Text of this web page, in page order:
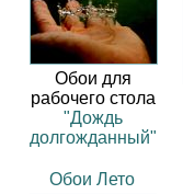
Обои для
рабочего стола
"Дождь
долгожданный"
Обои Лето